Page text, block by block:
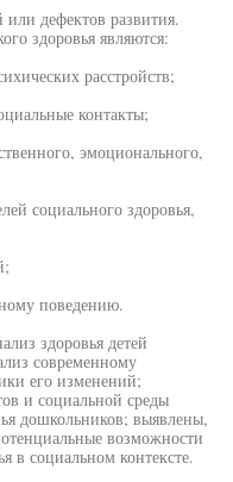
или дефектов развития.
здоровья являются:
расстройств;
контакты;
эмоционального,
социального здоровья,
поведению.
здоровья детей
современному
его изменений;
и социальной среды
дошкольников; выявлены,
возможности
в социальном контексте.